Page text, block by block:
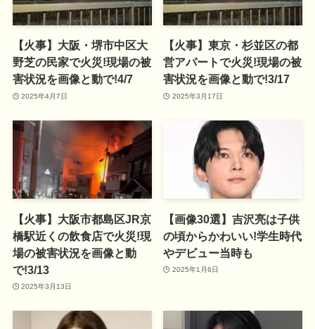
【火事】大阪・堺市中区大
野芝の民家で火災!現場の被
害状況を画像と動で!4/7
2025年4月7日
【火事】東京・杉並区の都
営アパートで火災!現場の被
害状況を画像と動で!3/17
2025年3月17日
【火事】大阪市都島区JR京
橋駅近くの飲食店で火災!現
場の被害状況を画像と動
で!3/13
2025年3月13日
【画像30選】吉沢亮は子供
の頃からかわいい!学生時代
やデビュー当時も
2025年1月6日